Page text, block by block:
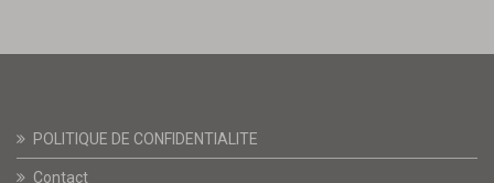
POLITIQUE DE CONFIDENTIALITE
Contact